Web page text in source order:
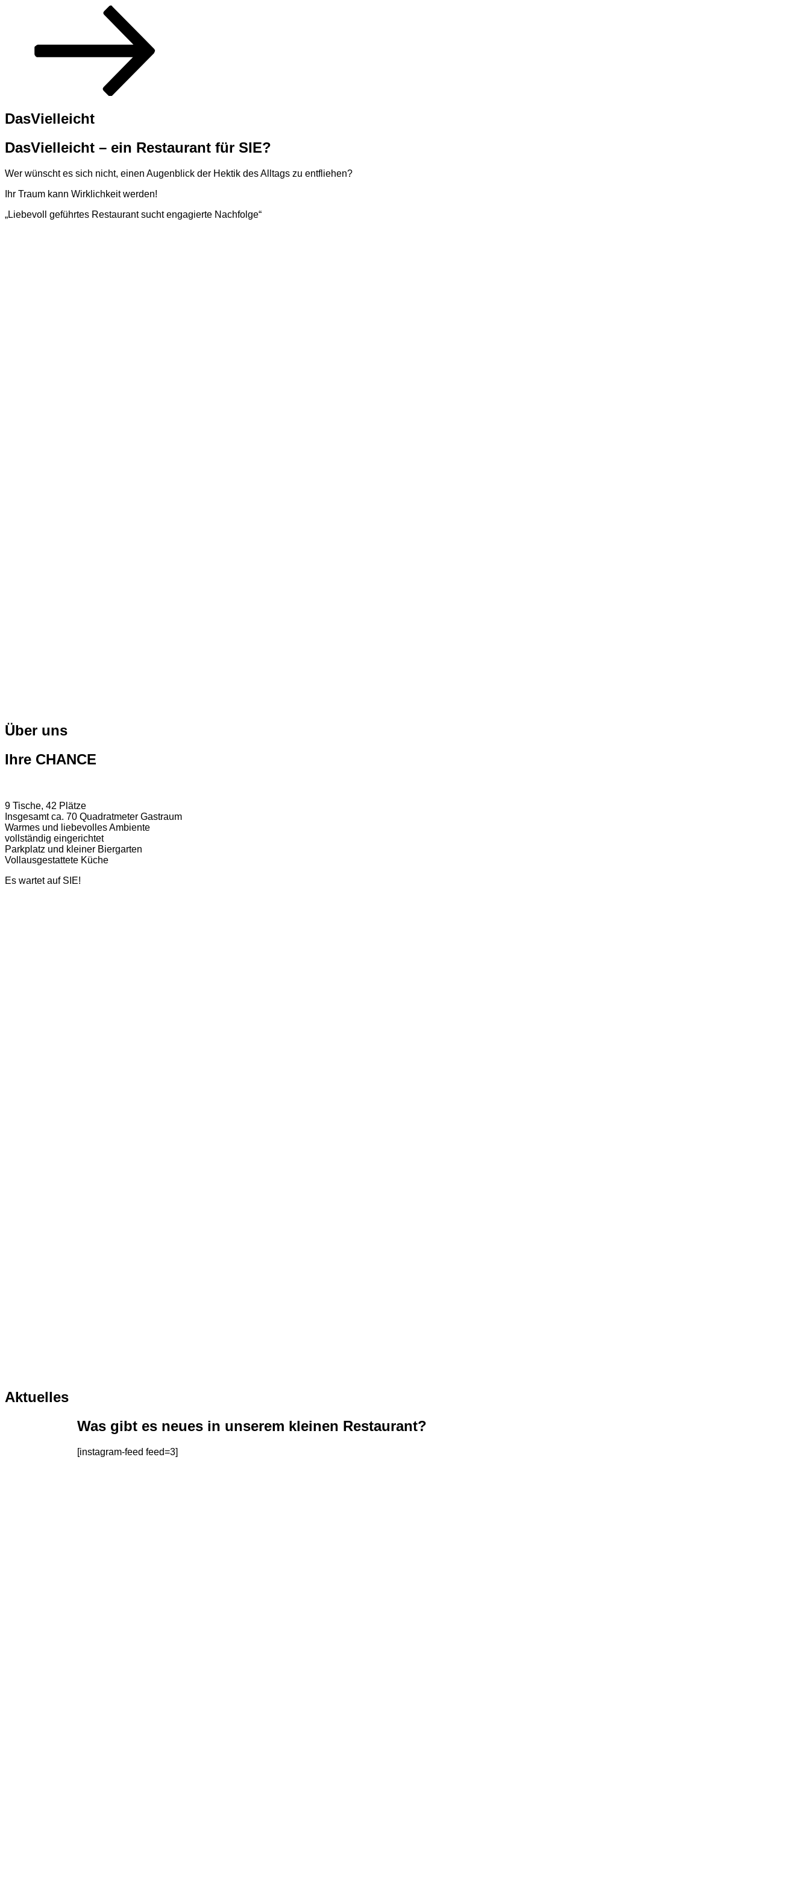
DasVielleicht
DasVielleicht – ein Restaurant für SIE?
Wer wünscht es sich nicht, einen Augenblick der Hektik des Alltags zu entfliehen?
Ihr Traum kann Wirklichkeit werden!
„Liebevoll geführtes Restaurantsucht engagierte Nachfolge“
Über uns
Ihre CHANCE
9 Tische, 42 Plätze
Insgesamt ca. 70 Quadratmeter Gastraum
Warmes und liebevolles Ambiente
vollständig eingerichtet
Parkplatz und kleiner Biergarten
Vollausgestattete Küche
Es wartet auf SIE!
Aktuelles
Was gibt es neues in unserem kleinen Restaurant?
[instagram-feed feed=3]